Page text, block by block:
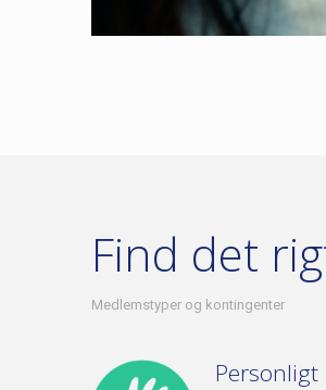
Find det
Medlemstyper og kontingenter
Personligt